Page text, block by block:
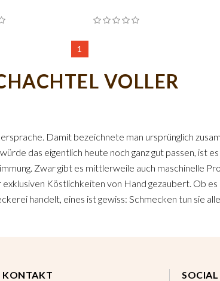
1
VOLLER
Damit bezeichnete man ursprünglich
das eigentlich heute noch ganz gut passen, ist
Zwar gibt es mittlerweile auch maschinelle
Köstlichkeiten von Hand gezaubert. Ob es
handelt, eines ist gewiss: Schmecken tun sie
KONTAKT